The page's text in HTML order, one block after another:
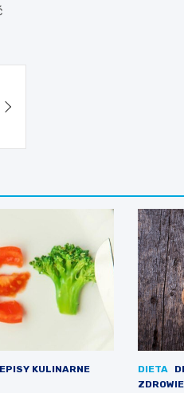
KULINARNE
DIETA
ZDROWIE